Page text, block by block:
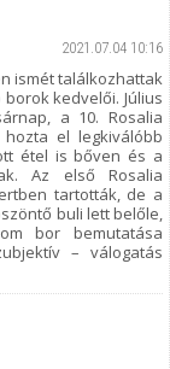
2021.07.04 10:16
ismét találkozhattak
kedvelői. Július
a 10. Rosalia
el legkiválóbb
étel is bőven és a
Az első Rosalia
tartották, de a
buli lett belőle,
bor bemutatása
– válogatás